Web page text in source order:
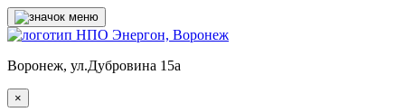
Воронеж, ул.Дубровина 15а
×